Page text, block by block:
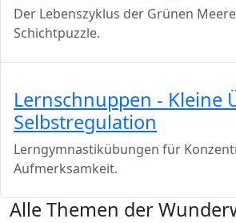
Der Lebenszyklus der Grünen
Schichtpuzzle.
Lernschnuppen - Kleine
Selbstregulation
Lerngymnastikübungen für
Aufmerksamkeit.
Alle Themen der